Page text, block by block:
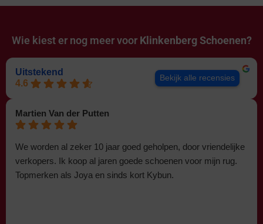
Wie kiest er nog meer voor Klinkenberg Schoenen?
Uitstekend
4.6
Bekijk alle recensies
Martien Van der Putten
We worden al zeker 10 jaar goed geholpen, door vriendelijke
verkopers. Ik koop al jaren goede schoenen voor mijn rug.
Topmerken als Joya en sinds kort Kybun.